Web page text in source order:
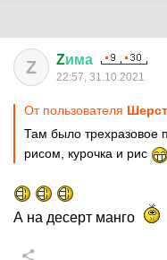
Z Zима
22:57, 31.10.2021
От пользователя
Там было трехразовое
рисом, курочка и рис
А на десерт манго